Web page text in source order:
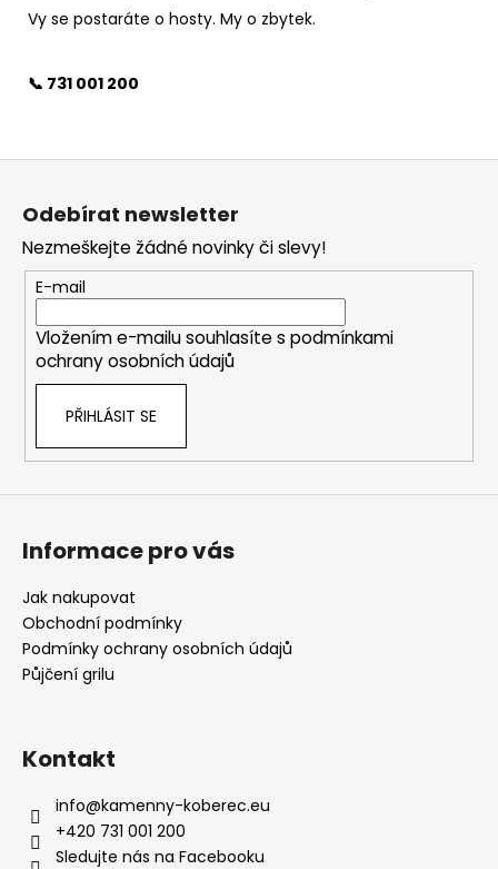
Vy se postaráte o hosty. My o zbytek.
📞 731 001 200
Odebírat newsletter
Nezmeškejte žádné novinky či slevy!
E-mail
Vložením e-mailu souhlasíte s podmínkami
ochrany osobních údajů
PŘIHLÁSIT SE
Informace pro vás
Jak nakupovat
Obchodní podmínky
Podmínky ochrany osobních údajů
Půjčení grilu
Kontakt
info@kamenny-koberec.eu
+420 731 001 200
Sledujte nás na Facebooku